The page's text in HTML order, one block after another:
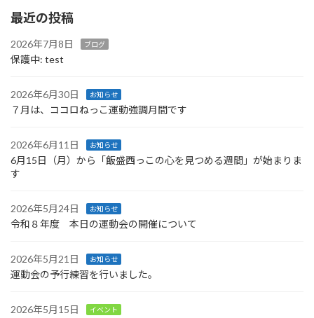
最近の投稿
2026年7月8日 ブログ
保護中: test
2026年6月30日 お知らせ
７月は、ココロねっこ運動強調月間です
2026年6月11日 お知らせ
6月15日（月）から「飯盛西っこの心を見つめる週間」が始まりま
す
2026年5月24日 お知らせ
令和８年度 本日の運動会の開催について
2026年5月21日 お知らせ
運動会の予行練習を行いました。
2026年5月15日 イベント